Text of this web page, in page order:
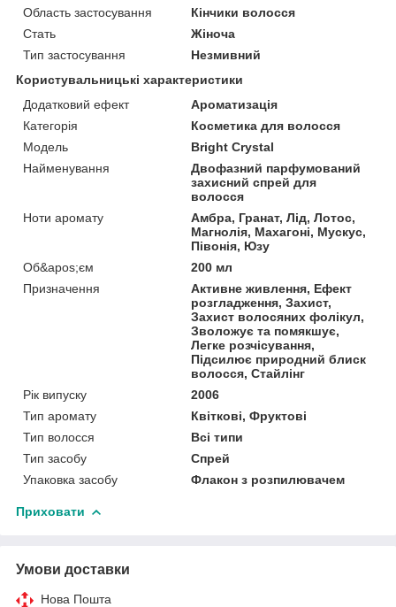
Область застосування
Кінчики волосся
Стать
Жіноча
Тип застосування
Незмивний
Користувальницькі характеристики
Додатковий ефект
Ароматизація
Категорія
Косметика для волосся
Мoдель
Bright Crystal
Найменування
Двофазний парфумований
захисний спрей для
волосся
Ноти аромату
Амбра, Гранат, Лід, Лотос,
Магнолія, Махагоні, Мускус,
Півонія, Юзу
Об&apos;єм
200 мл
Призначення
Активне живлення, Ефект
розгладження, Захист,
Захист волосяних фолікул,
Зволожує та помякшує,
Легке розчісування,
Підсилює природний блиск
волосся, Стайлінг
Рік випуску
2006
Тип аромату
Квіткові, Фруктові
Тип волосся
Всі типи
Тип засобу
Спрей
Упаковка засобу
Флакон з розпилювачем
Приховати
Умови доставки
Нова Пошта